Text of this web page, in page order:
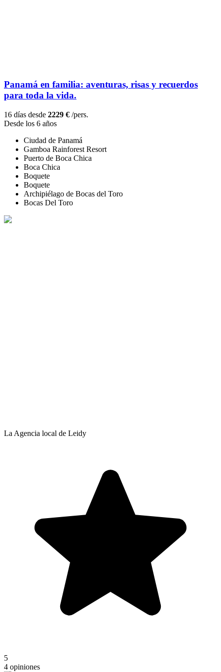
Panamá en familia: aventuras, risas y recuerdos
para toda la vida.
16 días desde 2229 € /pers.
Desde los 6 años
Ciudad de Panamá
Gamboa Rainforest Resort
Puerto de Boca Chica
Boca Chica
Boquete
Boquete
Archipiélago de Bocas del Toro
Bocas Del Toro
La Agencia local de Leidy
5
4 opiniones